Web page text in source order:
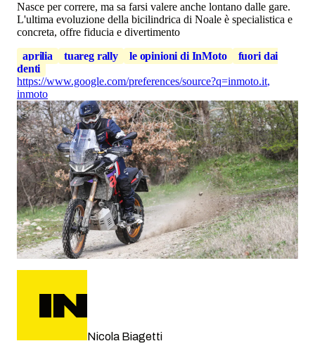
Nasce per correre, ma sa farsi valere anche lontano dalle gare.
L'ultima evoluzione della bicilindrica di Noale è specialistica e
concreta, offre fiducia e divertimento
aprilia
tuareg rally le opinioni di InMoto
fuori dai
denti
https://www.google.com/preferences/source?q=inmoto.it,
inmoto
Nicola Biagetti